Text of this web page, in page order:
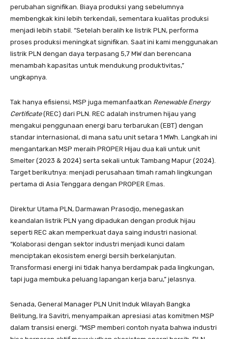
perubahan signifikan. Biaya produksi yang sebelumnya
membengkak kini lebih terkendali, sementara kualitas produksi
menjadi lebih stabil. “Setelah beralih ke listrik PLN, performa
proses produksi meningkat signifikan. Saat ini kami menggunakan
listrik PLN dengan daya terpasang 5,7 MW dan berencana
menambah kapasitas untuk mendukung produktivitas,”
ungkapnya.
Tak hanya efisiensi, MSP juga memanfaatkan Renewable Energy
Certificate(REC) dari PLN. REC adalah instrumen hijau yang
mengakui penggunaan energi baru terbarukan (EBT) dengan
standar internasional, di mana satu unit setara 1 MWh. Langkah ini
mengantarkan MSP meraih PROPER Hijau dua kali untuk unit
Smelter (2023 & 2024) serta sekali untuk Tambang Mapur (2024).
Target berikutnya: menjadi perusahaan timah ramah lingkungan
pertama di Asia Tenggara dengan PROPER Emas.
Direktur Utama PLN, Darmawan Prasodjo, menegaskan
keandalan listrik PLN yang dipadukan dengan produk hijau
seperti REC akan memperkuat daya saing industri nasional.
“Kolaborasi dengan sektor industri menjadi kunci dalam
menciptakan ekosistem energi bersih berkelanjutan.
Transformasi energi ini tidak hanya berdampak pada lingkungan,
tapi juga membuka peluang lapangan kerja baru,” jelasnya.
Senada, General Manager PLN Unit Induk Wilayah Bangka
Belitung, Ira Savitri, menyampaikan apresiasi atas komitmen MSP
dalam transisi energi. “MSP memberi contoh nyata bahwa industri